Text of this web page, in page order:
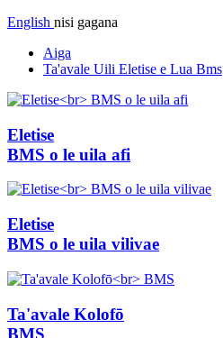
English nisi gagana
Aiga
Ta'avale Uili Eletise e Lua Bms
Eletise
BMS o le uila afi
Eletise
BMS o le uila vilivae
Ta'avale Kolofō
BMS